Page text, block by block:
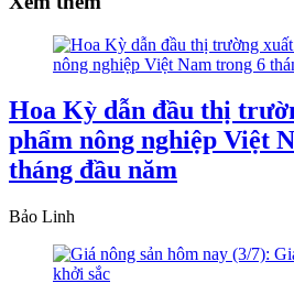
Hoa Kỳ dẫn đầu thị
phẩm nông nghiệp Việt
tháng đầu năm
Bảo Linh